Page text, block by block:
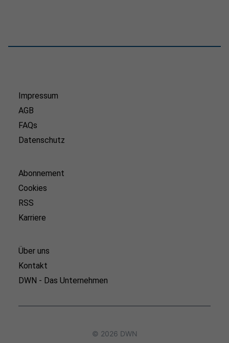
Impressum
AGB
FAQs
Datenschutz
Abonnement
Cookies
RSS
Karriere
Über uns
Kontakt
DWN - Das Unternehmen
© 2026 DWN